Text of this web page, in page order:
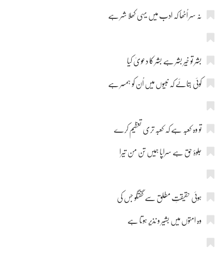
نہ سر اُٹھا کہ ادب میں یہی کھلا شر ہے
بشر تو خیر بشر ہے بشر کا دعویٰ کیا
کوئی بتائے کہ نبیوں میں اُن کو ہمسر ہے
تو وہ کعبہ ہے کہ کعبہ تری تعظیم کرے
جلوۂ حق ہے سراپا ہمیں تن من تیرا
ہوئی حقیقتِ مطلق سے گفتگو جس کی
وہ امتوں میں بشیر و نذیر ہوتا ہے